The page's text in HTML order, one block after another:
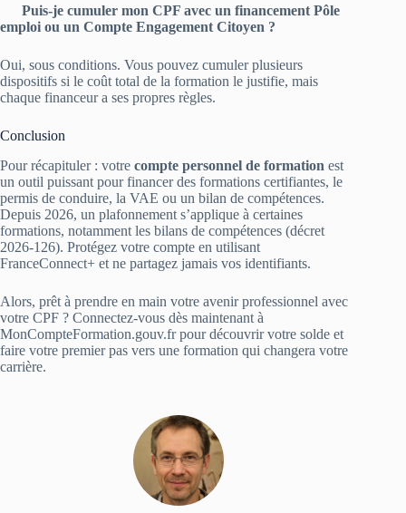
Puis-je cumuler mon CPF avec un financement Pôle
emploi ou un Compte Engagement Citoyen ?
Oui, sous conditions. Vous pouvez cumuler plusieurs
dispositifs si le coût total de la formation le justifie, mais
chaque financeur a ses propres règles.
Conclusion
Pour récapituler : votre compte personnel de formation est
un outil puissant pour financer des formations certifiantes, le
permis de conduire, la VAE ou un bilan de compétences.
Depuis 2026, un plafonnement s’applique à certaines
formations, notamment les bilans de compétences (décret
2026‑126). Protégez votre compte en utilisant
FranceConnect+ et ne partagez jamais vos identifiants.
Alors, prêt à prendre en main votre avenir professionnel avec
votre CPF ? Connectez-vous dès maintenant à
MonCompteFormation.gouv.fr pour découvrir votre solde et
faire votre premier pas vers une formation qui changera votre
carrière.